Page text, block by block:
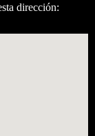
dirección: